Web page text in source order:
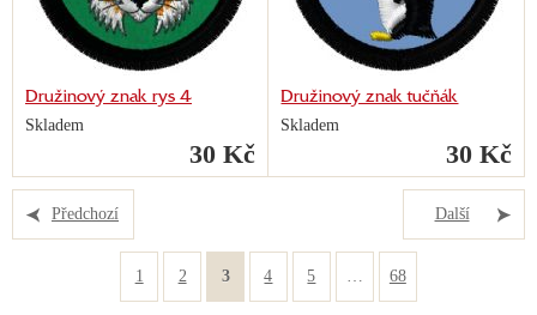
Družinový znak rys 4
Skladem
30 Kč
Družinový znak tučňák
Skladem
30 Kč
Předchozí
1 2 3 4 5 … 68
Další